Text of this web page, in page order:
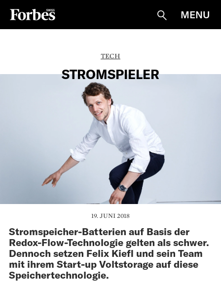
Suche
MENU
TECH
STROMSPIELER
19. JUNI 2018
Stromspeicher-Batterien auf Basis der
Redox-Flow-Technologie gelten als schwer.
Dennoch setzen Felix Kiefl und sein Team
mit ihrem Start-up Voltstorage auf diese
Speichertechnologie.